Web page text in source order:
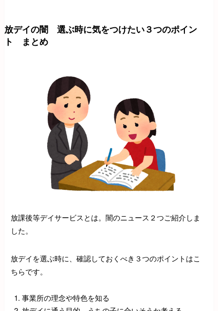
放デイの闇 選ぶ時に気をつけたい３つのポイン
ト まとめ
放課後等デイサービスとは。闇のニュース２つご紹介しま
した。
放デイを選ぶ時に、確認しておくべき３つのポイントはこ
ちらです。
事業所の理念や特色を知る